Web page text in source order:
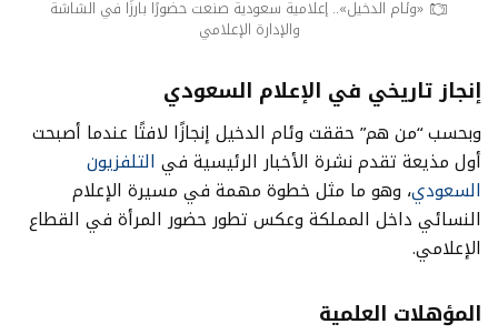
«وئام الدخيل».. إعلامية سعودية صنعت حضورًا بارزًا في الشاشة
والإدارة الإعلامي
إنجاز تاريخي في الإعلام السعودي
وبحسب “من هم” حققت وئام الدخيل إنجازًا لافتًا عندما أصبحت
أول مذيعة تقدم نشرة الأخبار الرئيسية في التلفزيون
السعودي، وهو ما مثل خطوة مهمة في مسيرة الإعلام
النسائي داخل المملكة وعكس تطور حضور المرأة في القطاع
الإعلامي.
المؤهلات العلمية